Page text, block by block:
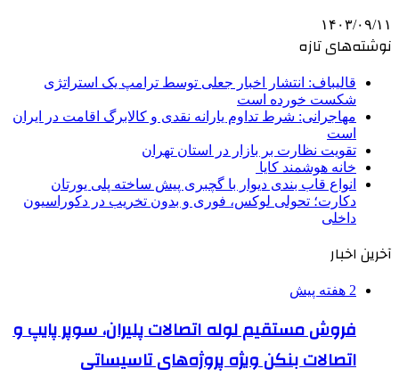
۱۴۰۳/۰۹/۱۱
نوشته‌های تازه
قالیباف: انتشار اخبار جعلی توسط ترامپ یک استراتژی
شکست خورده است
مهاجرانی: شرط تداوم یارانه نقدی و کالابرگ اقامت در ایران
است
تقویت نظارت بر بازار در استان تهران
خانه هوشمند کایا
انواع قاب بندی دیوار با گچبری پیش ساخته پلی یورتان
دکارت؛ تحولی لوکس، فوری و بدون تخریب در دکوراسیون
داخلی
آخرین اخبار
2 هفته پیش
فروش مستقیم لوله اتصالات پلیران، سوپر پایپ و
اتصالات بنکن ویژه پروژه‌های تاسیساتی